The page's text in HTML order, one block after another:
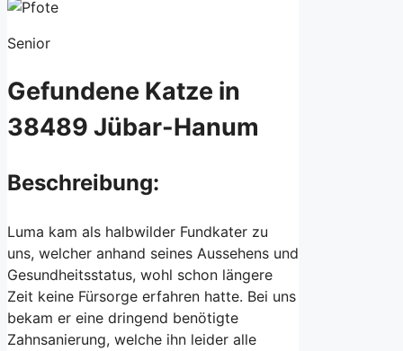
Senior
Gefundene Katze in
38489 Jübar-Hanum
Beschreibung:
Luma kam als halbwilder Fundkater zu
uns, welcher anhand seines Aussehens und
Gesundheitsstatus, wohl schon längere
Zeit keine Fürsorge erfahren hatte. Bei uns
bekam er eine dringend benötigte
Zahnsanierung, welche ihn leider alle